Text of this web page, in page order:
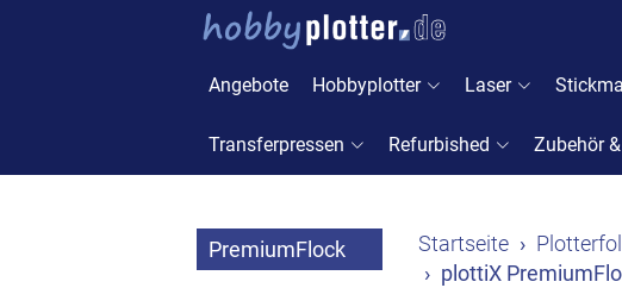
Angebote Hobbyplotter Laser
Transferpressen Refurbished Zubehör
Startseite
plottiX
PremiumFlock